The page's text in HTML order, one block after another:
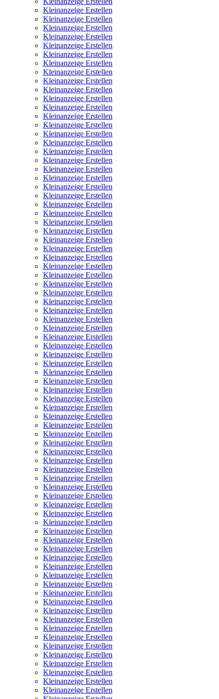
Kleinanzeige Erstellen
Kleinanzeige Erstellen
Kleinanzeige Erstellen
Kleinanzeige Erstellen
Kleinanzeige Erstellen
Kleinanzeige Erstellen
Kleinanzeige Erstellen
Kleinanzeige Erstellen
Kleinanzeige Erstellen
Kleinanzeige Erstellen
Kleinanzeige Erstellen
Kleinanzeige Erstellen
Kleinanzeige Erstellen
Kleinanzeige Erstellen
Kleinanzeige Erstellen
Kleinanzeige Erstellen
Kleinanzeige Erstellen
Kleinanzeige Erstellen
Kleinanzeige Erstellen
Kleinanzeige Erstellen
Kleinanzeige Erstellen
Kleinanzeige Erstellen
Kleinanzeige Erstellen
Kleinanzeige Erstellen
Kleinanzeige Erstellen
Kleinanzeige Erstellen
Kleinanzeige Erstellen
Kleinanzeige Erstellen
Kleinanzeige Erstellen
Kleinanzeige Erstellen
Kleinanzeige Erstellen
Kleinanzeige Erstellen
Kleinanzeige Erstellen
Kleinanzeige Erstellen
Kleinanzeige Erstellen
Kleinanzeige Erstellen
Kleinanzeige Erstellen
Kleinanzeige Erstellen
Kleinanzeige Erstellen
Kleinanzeige Erstellen
Kleinanzeige Erstellen
Kleinanzeige Erstellen
Kleinanzeige Erstellen
Kleinanzeige Erstellen
Kleinanzeige Erstellen
Kleinanzeige Erstellen
Kleinanzeige Erstellen
Kleinanzeige Erstellen
Kleinanzeige Erstellen
Kleinanzeige Erstellen
Kleinanzeige Erstellen
Kleinanzeige Erstellen
Kleinanzeige Erstellen
Kleinanzeige Erstellen
Kleinanzeige Erstellen
Kleinanzeige Erstellen
Kleinanzeige Erstellen
Kleinanzeige Erstellen
Kleinanzeige Erstellen
Kleinanzeige Erstellen
Kleinanzeige Erstellen
Kleinanzeige Erstellen
Kleinanzeige Erstellen
Kleinanzeige Erstellen
Kleinanzeige Erstellen
Kleinanzeige Erstellen
Kleinanzeige Erstellen
Kleinanzeige Erstellen
Kleinanzeige Erstellen
Kleinanzeige Erstellen
Kleinanzeige Erstellen
Kleinanzeige Erstellen
Kleinanzeige Erstellen
Kleinanzeige Erstellen
Kleinanzeige Erstellen
Kleinanzeige Erstellen
Kleinanzeige Erstellen
Kleinanzeige Erstellen